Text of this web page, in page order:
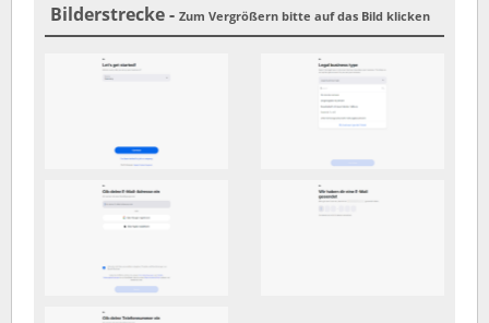
Bilderstrecke - Zum Vergrößern bitte auf das Bild klicken